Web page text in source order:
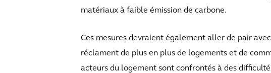
matériaux à faible émission de carbone.
Ces mesures devraient également aller de pair
réclament de plus en plus de logements et de
acteurs du logement sont confrontés à des